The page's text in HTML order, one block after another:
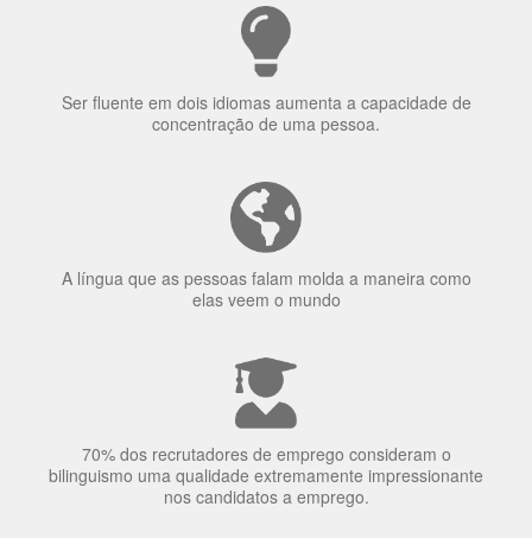
Ser fluente em dois idiomas aumenta a capacidade de
concentração de uma pessoa.
A língua que as pessoas falam molda a maneira como
elas veem o mundo
70% dos recrutadores de emprego consideram o
bilinguismo uma qualidade extremamente impressionante